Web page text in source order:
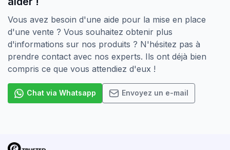
Caractéristiques
Trempé
Montage rapide
Pour le montage de lattes, liteaux, chevrons et lattes
sur béton
Avec ou sans lèvres antidérapantes
Vous avez besoin d'une aide pour la mise en place
d'une vente ? Vous souhaitez obtenir plus
d'informations sur nos produits ? N'hésitez pas à
prendre contact avec nos experts. Ils ont déjà bien
compris ce que vous attendiez d'eux !
Chat via Whatsapp Envoyez un e-mail